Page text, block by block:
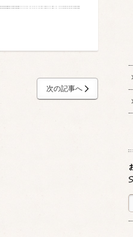
次の記事へ